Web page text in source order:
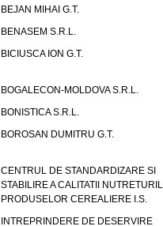
BEJAN MIHAI G.T.
BENASEM S.R.L.
BICIUSCA ION G.T.
BOGALECON-MOLDOVA S.R.L.
BONISTICA S.R.L.
BOROSAN DUMITRU G.T.
CENTRUL DE STANDARDIZARE SI
STABILIRE A CALITATII
PRODUSELOR CEREALIERE I.S.
INTREPRINDERE DE DESERVIRE